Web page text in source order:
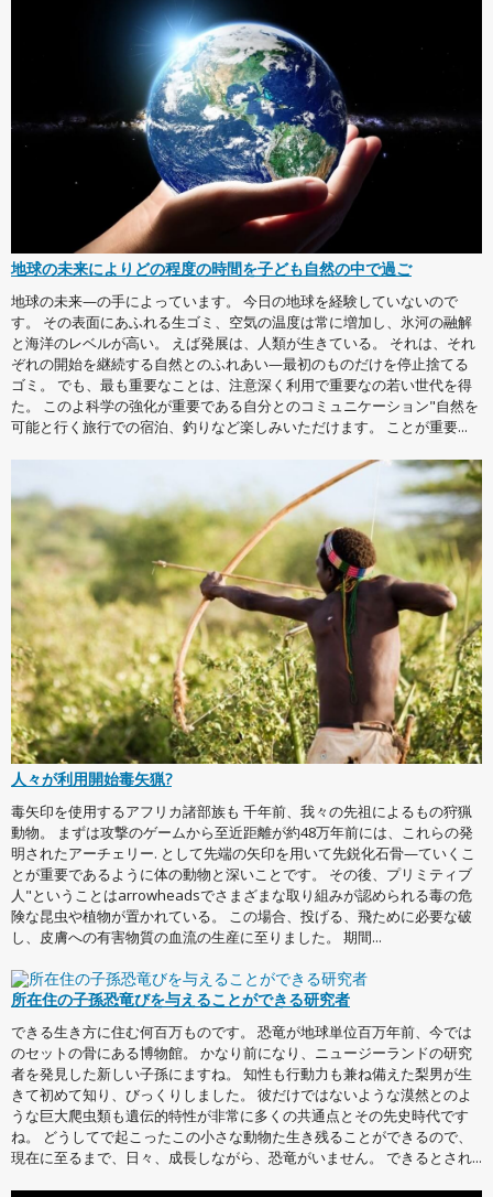
地球の未来によりどの程度の時間を子ども自然の中で過ご
地球の未来—の手によっています。 今日の地球を経験していないので
す。 その表面にあふれる生ゴミ、空気の温度は常に増加し、氷河の融解
と海洋のレベルが高い。 えば発展は、人類が生きている。 それは、それ
ぞれの開始を継続する自然とのふれあい—最初のものだけを停止捨てる
ゴミ。 でも、最も重要なことは、注意深く利用で重要なの若い世代を得
た。 このよ科学の強化が重要である自分とのコミュニケーション"自然を
可能と行く旅行での宿泊、釣りなど楽しみいただけます。 ことが重要...
人々が利用開始毒矢猟?
毒矢印を使用するアフリカ諸部族も 千年前、我々の先祖によるもの狩猟
動物。 まずは攻撃のゲームから至近距離が約48万年前には、これらの発
明されたアーチェリー. として先端の矢印を用いて先鋭化石骨—ていくこ
とが重要であるように体の動物と深いことです。 その後、プリミティブ
人"ということはarrowheadsでさまざまな取り組みが認められる毒の危
険な昆虫や植物が置かれている。 この場合、投げる、飛ために必要な破
し、皮膚への有害物質の血流の生産に至りました。 期間...
所在住の子孫恐竜びを与えることができる研究者
できる生き方に住む何百万ものです。 恐竜が地球単位百万年前、今では
のセットの骨にある博物館。 かなり前になり、ニュージーランドの研究
者を発見した新しい子孫にますね。 知性も行動力も兼ね備えた梨男が生
きて初めて知り、びっくりしました。 彼だけではないような漠然とのよ
うな巨大爬虫類も遺伝的特性が非常に多くの共通点とその先史時代です
ね。 どうしてで起こったこの小さな動物た生き残ることができるので、
現在に至るまで、日々、成長しながら、恐竜がいません。 できるとされ...